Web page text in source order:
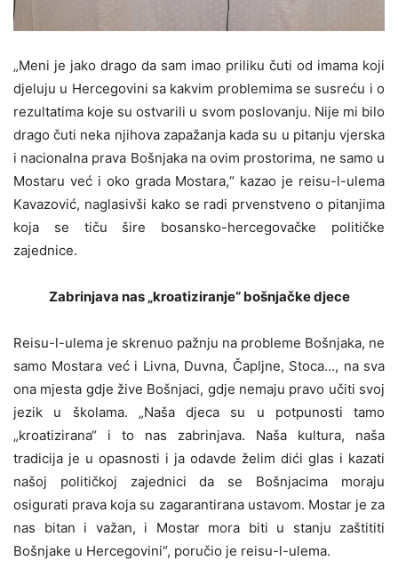
„Meni je jako drago da sam imao priliku čuti od imama koji
djeluju u Hercegovini sa kakvim problemima se susreću i o
rezultatima koje su ostvarili u svom poslovanju. Nije mi bilo
drago čuti neka njihova zapažanja kada su u pitanju vjerska
i nacionalna prava Bošnjaka na ovim prostorima, ne samo u
Mostaru već i oko grada Mostara,“ kazao je reisu-l-ulema
Kavazović, naglasivši kako se radi prvenstveno o pitanjima
koja se tiču šire bosansko-hercegovačke političke
zajednice.
Zabrinjava nas „kroatiziranje“ bošnjačke djece
Reisu-l-ulema je skrenuo pažnju na probleme Bošnjaka, ne
samo Mostara već i Livna, Duvna, Čapljne, Stoca…, na sva
ona mjesta gdje žive Bošnjaci, gdje nemaju pravo učiti svoj
jezik u školama. „Naša djeca su u potpunosti tamo
„kroatizirana“ i to nas zabrinjava. Naša kultura, naša
tradicija je u opasnosti i ja odavde želim dići glas i kazati
našoj političkoj zajednici da se Bošnjacima moraju
osigurati prava koja su zagarantirana ustavom. Mostar je za
nas bitan i važan, i Mostar mora biti u stanju zaštititi
Bošnjake u Hercegovini“, poručio je reisu-l-ulema.